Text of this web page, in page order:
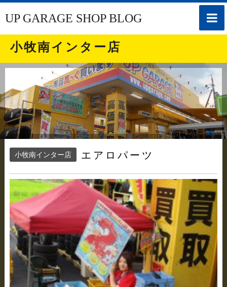
toggle
UP GARAGE SHOP BLOG
小牧南インター店
小牧南インター店 エアロパーツ